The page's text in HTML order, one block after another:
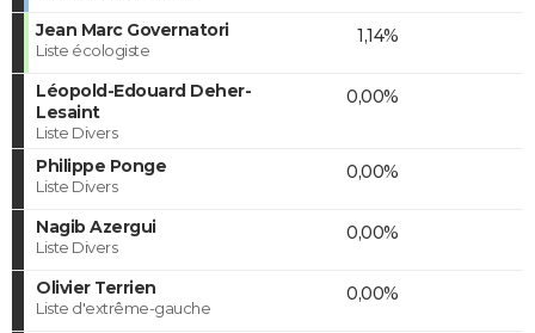
Jean Marc Governatori
Liste écologiste
1,14%
Léopold-Edouard Deher-
Lesaint
Liste Divers
0,00%
Philippe Ponge
Liste Divers
0,00%
Nagib Azergui
Liste Divers
0,00%
Olivier Terrien
Liste d'extrême-gauche
0,00%